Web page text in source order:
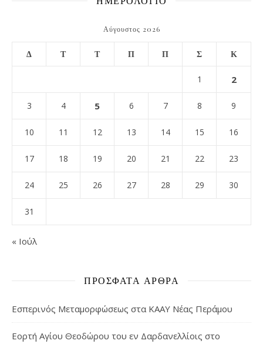
Αύγουστος 2026
Δ Τ Τ Π Π Σ Κ
1 2
3 4 5 6 7 8 9
10 11 12 13 14 15 16
17 18 19 20 21 22 23
24 25 26 27 28 29 30
31
« Ιούλ
ΠΡΌΣΦΑΤΑ ΆΡΘΡΑ
Εσπερινός Μεταμορφώσεως στα ΚΑΑΥ Νέας Περάμου
Εορτή Αγίου Θεοδώρου του εν Δαρδανελλίοις στο